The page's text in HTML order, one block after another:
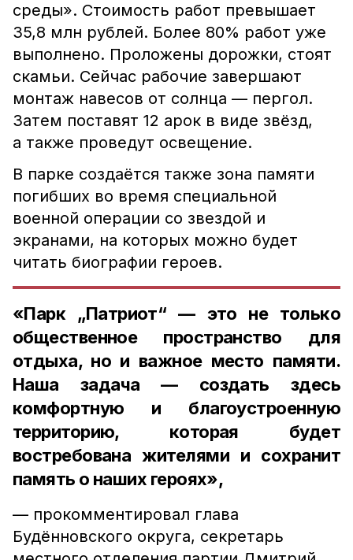
среды». Стоимость работ превышает
35,8 млн рублей. Более 80% работ уже
выполнено. Проложены дорожки, стоят
скамьи. Сейчас рабочие завершают
монтаж навесов от солнца — пергол.
Затем поставят 12 арок в виде звёзд,
а также проведут освещение.
В парке создаётся также зона памяти
погибших во время специальной
военной операции со звездой и
экранами, на которых можно будет
читать биографии героев.
«Парк „Патриот“ — это не только
общественное пространство для
отдыха, но и важное место памяти.
Наша задача — создать здесь
комфортную и благоустроенную
территорию, которая будет
востребована жителями и сохранит
память о наших героях»,
— прокомментировал глава
Будённовского округа, секретарь